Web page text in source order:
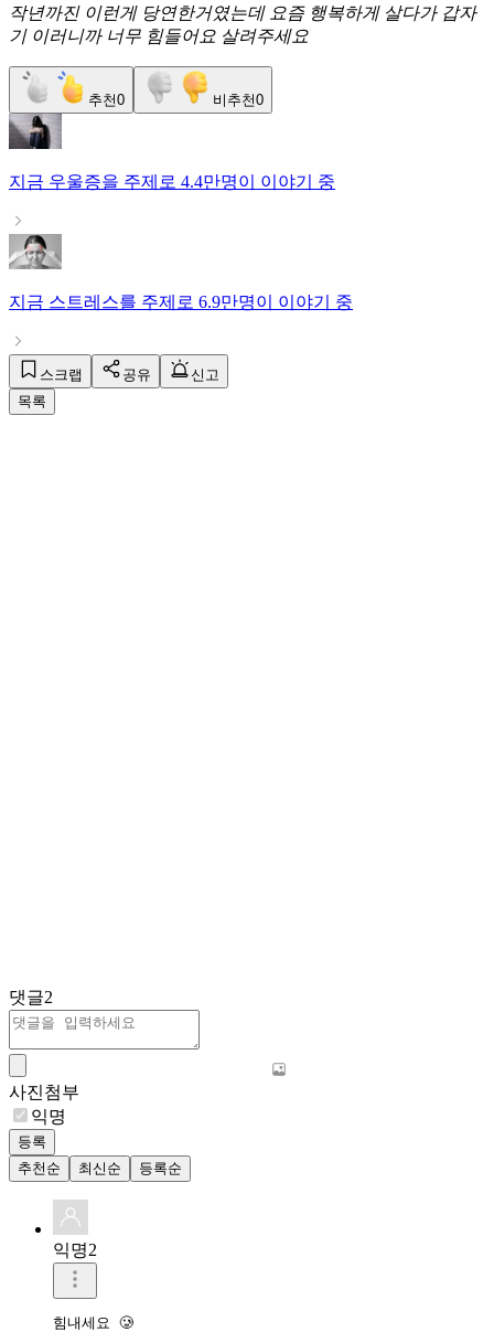
작년까진 이런게 당연한거였는데 요즘 행복하게 살다가 갑자
기 이러니까 너무 힘들어요 살려주세요
추천0 비추천0
지금 우울증을 주제로 4.4만명이 이야기 중
지금 스트레스를 주제로 6.9만명이 이야기 중
스크랩 공유
신고
목록
댓글2
사진첨부
익명
등록
추천순
최신순 등록순
익명2
힘내세요 🥲